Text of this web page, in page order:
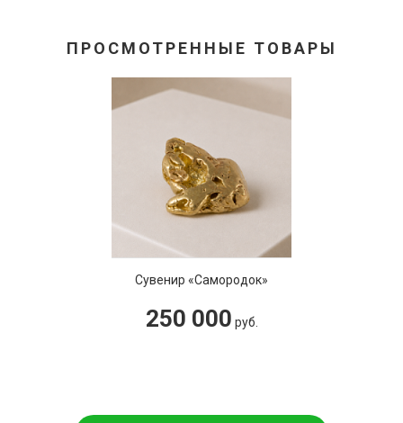
ПРОСМОТРЕННЫЕ ТОВАРЫ
Сувенир «Самородок»
250 000 руб.